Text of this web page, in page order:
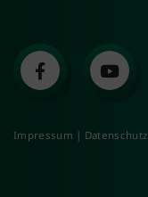
Impressum | Datenschutz